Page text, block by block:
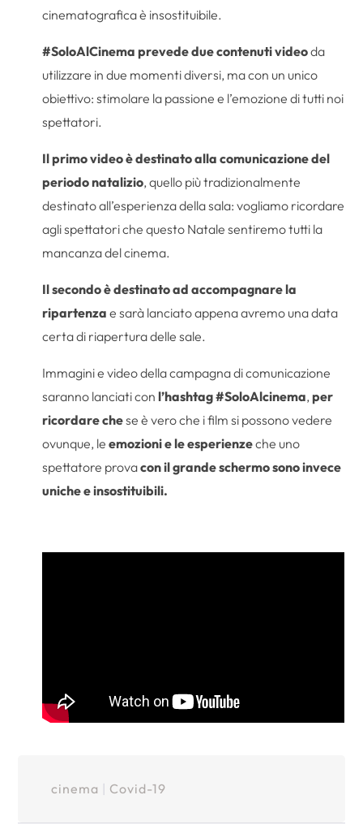
cinematografica è insostituibile.
#SoloAlCinema prevede due contenuti videoda
utilizzare in due momenti diversi, ma con un unico
obiettivo: stimolare la passione e l’emozione di tutti noi
spettatori.
Il primo video è destinato alla comunicazione del
periodo natalizio, quello più tradizionalmente
destinato all’esperienza della sala: vogliamo ricordare
agli spettatori che questo Natale sentiremo tutti la
mancanza del cinema.
Il secondo è destinato ad accompagnare la
ripartenzae sarà lanciato appena avremo una data
certa di riapertura delle sale.
Immagini e video della campagna di comunicazione
saranno lanciati conl’hashtag #SoloAlcinema,per
ricordare chese è vero che i film si possono vedere
ovunque, leemozioni e le esperienzeche uno
spettatore provacon il grande schermo sono invece
uniche e insostituibili.
cinema Covid-19